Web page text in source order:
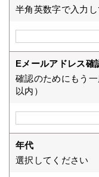
半角英数字で入力
Eメールアドレス確
確認のためにもう
以内）
年代
選択してください